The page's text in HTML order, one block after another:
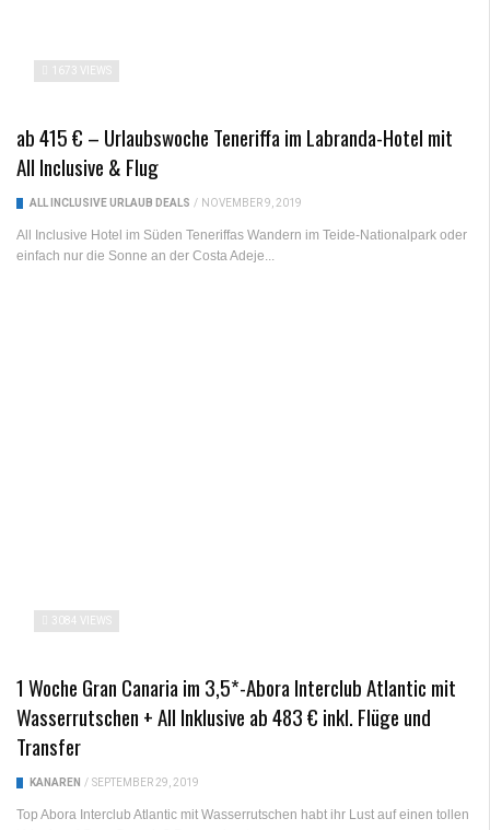
1673 VIEWS
ab 415 € – Urlaubswoche Teneriffa im Labranda-Hotel mit
All Inclusive & Flug
ALL INCLUSIVE URLAUB DEALS / NOVEMBER 9, 2019
All Inclusive Hotel im Süden Teneriffas Wandern im Teide-Nationalpark oder
einfach nur die Sonne an der Costa Adeje...
3084 VIEWS
1 Woche Gran Canaria im 3,5*-Abora Interclub Atlantic mit
Wasserrutschen + All Inklusive ab 483 € inkl. Flüge und
Transfer
KANAREN / SEPTEMBER 29, 2019
Top Abora Interclub Atlantic mit Wasserrutschen habt ihr Lust auf einen tollen